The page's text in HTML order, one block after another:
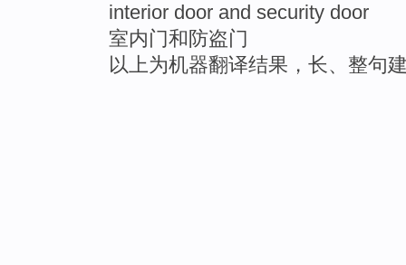
interior door and security door
室内门和防盗门
以上为机器翻译结果，长、整句